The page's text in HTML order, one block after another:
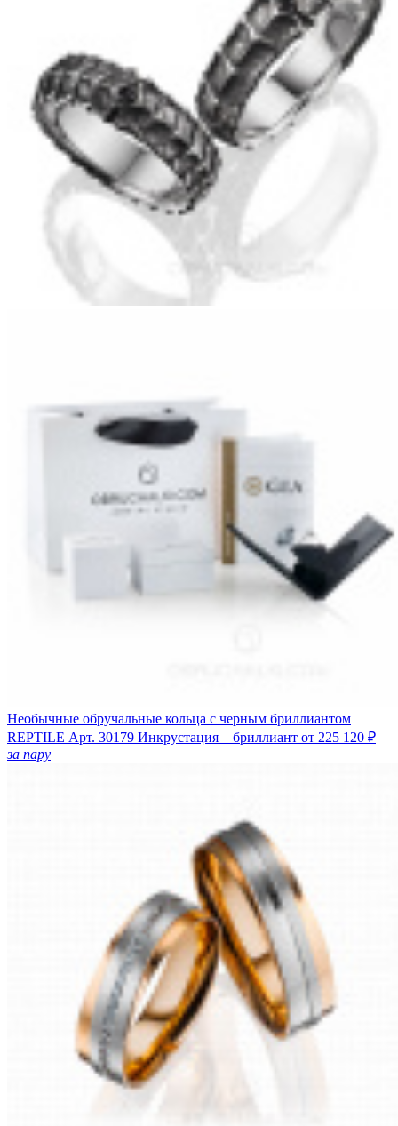
Необычные обручальные кольца с черным бриллиантом
REPTILE Арт. 30179 Инкрустация – бриллиант от 225 120 ₽
за пару